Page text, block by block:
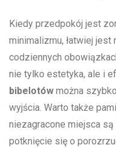
Kiedy⁢ przedpokój‍ jest
minimalizmu, łatwiej jest
codziennych⁣
nie tylko estetyka, ale i‍
bibelotów można
wyjścia. Warto także
⁣niezagracone⁢ miejsca
potknięcie się o